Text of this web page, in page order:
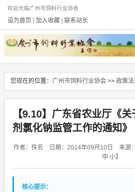
欢迎光临广州市饲料行业协会
设为首页 加入收藏 联系站长
您现在的位置： 广州市饲料行业协会 >> 政策
【9.10】广东省农业厅《
剂氯化钠监管工作的通知》
作者：佚名 日期：2014年09月10日 来源
中 小】
核心提示：